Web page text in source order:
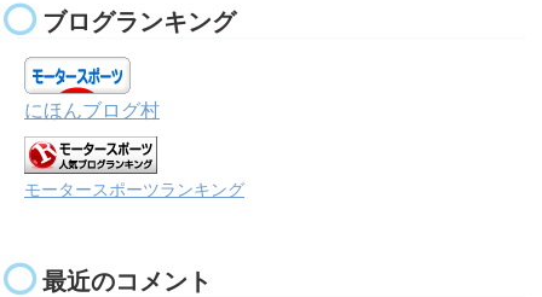
ブログランキング
にほんブログ村
モータースポーツランキング
最近のコメント